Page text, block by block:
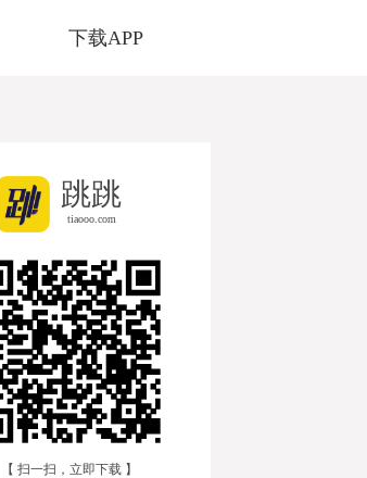
下载APP
跳跳
tiaooo.com
【 扫一扫，立即下载 】